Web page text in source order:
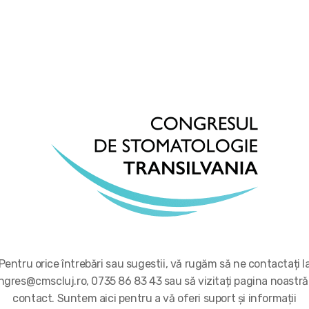
orice întrebări sau sugestii, vă rugăm să ne contactați
0735 86 83 43 sau să vizitați pagina
contact. Suntem aici pentru a vă oferi suport și informații